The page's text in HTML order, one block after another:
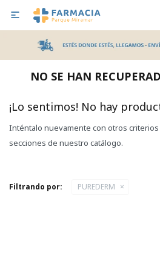

NO SE HAN
¡Lo sentimos! No hay
Inténtalo nuevamente con otros
secciones de nuestro catálogo.
Filtrando por: PUREDERM
Bebes y Maternidad
Pañales y Toallitas
Lactancia y Nutrición
Higiene y Bienestar